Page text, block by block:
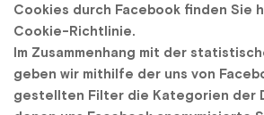
Cookies durch Facebook finden Sie
Cookie-Richtlinie.
Im Zusammenhang mit der
geben wir mithilfe der uns von
gestellten Filter die Kategorien der